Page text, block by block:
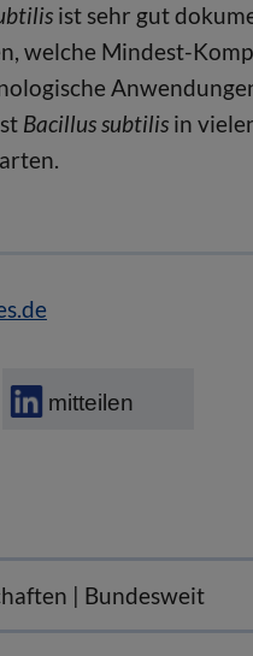
ist sehr gut
welche Mindest-
Bacillus subtilis in
mitteilen
| Bundesweit